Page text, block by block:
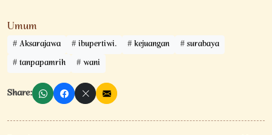
Umum
Aksarajawa ibupertiwi. kejuangan
surabaya
tanpapamrih
wani
Share: